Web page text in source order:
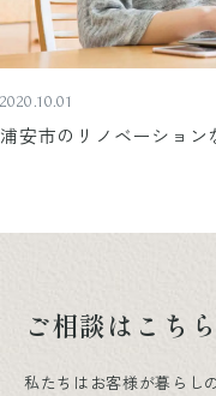
2020.10.01
浦安市のリノベーショ
ご相談はこち
私たちはお客様が暮らし